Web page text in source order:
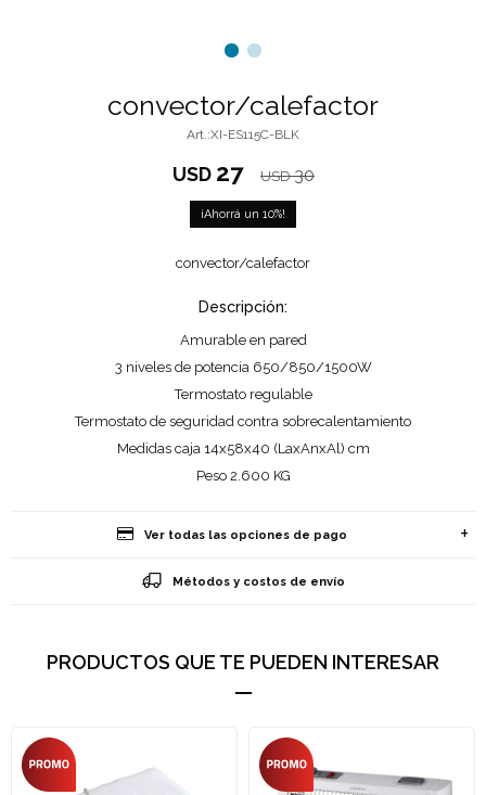
convector/calefactor
XI-ES115C-BLK
USD 27 USD 30
10
convector/calefactor
Descripción:
Amurable en pared
3 niveles de potencia 650/850/1500W
Termostato regulable
Termostato de seguridad contra sobrecalentamiento
Medidas caja 14x58x40 (LaxAnxAl) cm
Peso 2.600 KG
Ver todas las opciones de pago
Métodos y costos de envío
PRODUCTOS QUE TE PUEDEN INTERESAR